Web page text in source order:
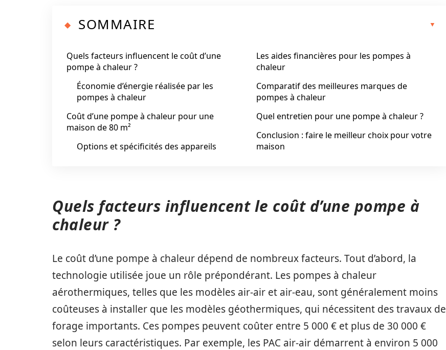
SOMMAIRE
Quels facteurs influencent le coût d’une
pompe à chaleur ?
Économie d’énergie réalisée par les
pompes à chaleur
Coût d’une pompe à chaleur pour une
maison de 80 m²
Options et spécificités des appareils
Les aides financières pour les pompes à
chaleur
Comparatif des meilleures marques de
pompes à chaleur
Quel entretien pour une pompe à chaleur ?
Conclusion : faire le meilleur choix pour votre
maison
Quels facteurs influencent le coût d’une pompe à
chaleur ?
Le coût d’une pompe à chaleur dépend de nombreux facteurs. Tout d’abord, la
technologie utilisée joue un rôle prépondérant. Les pompes à chaleur
aérothermiques, telles que les modèles air-air et air-eau, sont généralement moins
coûteuses à installer que les modèles géothermiques, qui nécessitent des travaux de
forage importants. Ces pompes peuvent coûter entre 5 000 € et plus de 30 000 €
selon leurs caractéristiques. Par exemple, les PAC air-air démarrent à environ 5 000